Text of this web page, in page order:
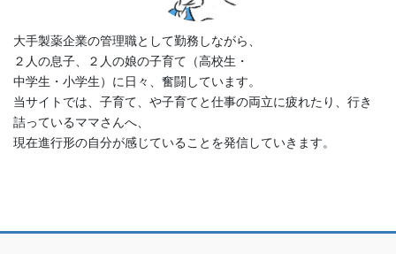
大手製薬企業の管理職として勤務しながら、
２人の息子、２人の娘の子育て（高校生・
中学生・小学生）に日々、奮闘しています。
当サイトでは、子育て、や子育てと仕事の両立に疲れたり、行き
詰っているママさんへ、
現在進行形の自分が感じていることを発信していきます。